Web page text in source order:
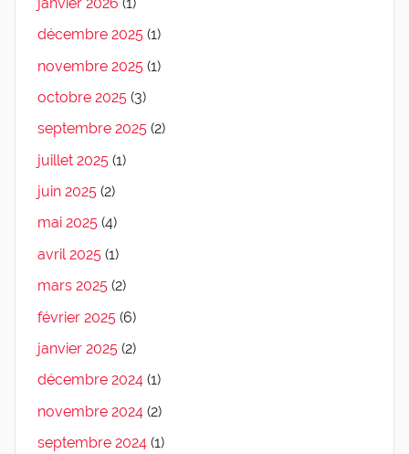
décembre 2025 (1)
novembre 2025 (1)
octobre 2025 (3)
septembre 2025 (2)
juillet 2025 (1)
juin 2025 (2)
mai 2025 (4)
avril 2025 (1)
mars 2025 (2)
février 2025 (6)
janvier 2025 (2)
décembre 2024 (1)
novembre 2024 (2)
septembre 2024 (1)